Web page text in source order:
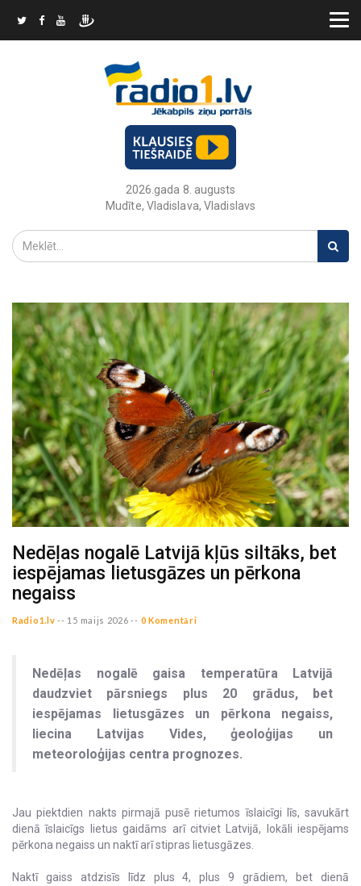
2026.gada 8. augusts
Mudīte, Vladislava, Vladislavs
Nedēļas nogalē Latvijā kļūs siltāks, bet
iespējamas lietusgāzes un pērkona
negaiss
Radio1.lv -- 15 maijs 2026 -- 0 Komentāri
Nedēļas nogalē gaisa temperatūra Latvijā
daudzviet pārsniegs plus 20 grādus, bet
iespējamas lietusgāzes un pērkona negaiss,
liecina Latvijas Vides, ģeoloģijas un
meteoroloģijas centra prognozes.
Jau piektdien nakts pirmajā pusē rietumos īslaicīgi līs, savukārt
dienā īslaicīgs lietus gaidāms arī citviet Latvijā, lokāli iespējams
pērkona negaiss un naktī arī stipras lietusgāzes.
Naktī gaiss atdzisīs līdz plus 4, plus 9 grādiem, bet dienā